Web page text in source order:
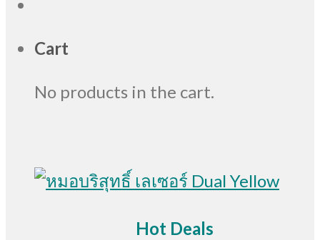
Cart
No products in the cart.
Hot Deals